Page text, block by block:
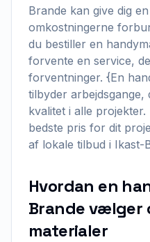
Brande kan give dig
omkostningerne
du bestiller en
forvente en service,
forventninger. {En
tilbyder
kvalitet i alle
bedste pris for dit
af lokale tilbud i Ikast-
Hvordan en
Brande vælger
materialer